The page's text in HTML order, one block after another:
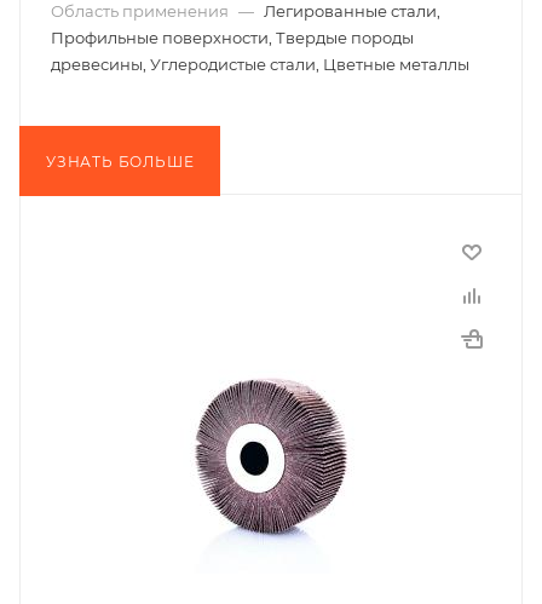
Область применения — Легированные стали,
Профильные поверхности, Твердые породы
древесины, Углеродистые стали, Цветные металлы
УЗНАТЬ БОЛЬШЕ